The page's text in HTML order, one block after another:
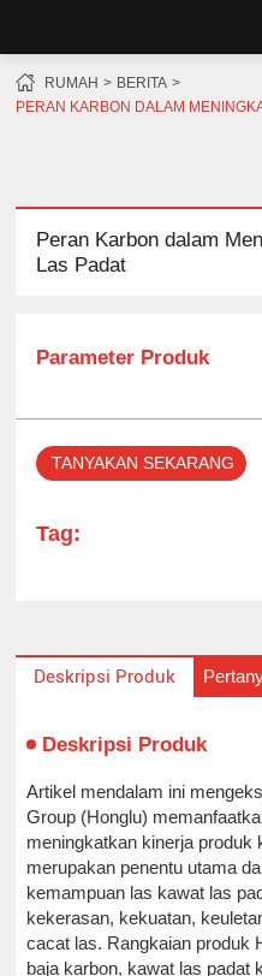
RUMAH
BERITA
PERAN KARBON DALAM
Peran Karbon dalam
Las Padat
Parameter Produk
TANYAKAN SEKARANG
Tag:
Deskripsi Produk
Deskripsi Produk
Artikel mendalam ini
Group (Honglu)
meningkatkan kinerja produk
merupakan penentu utama
kemampuan las kawat las
kekerasan, kekuatan,
cacat las. Rangkaian produk
baja karbon, kawat las padat